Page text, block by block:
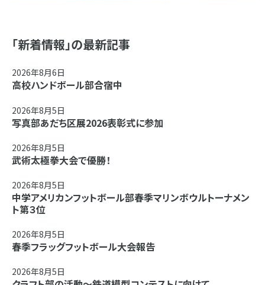
「新着情報」の最新記事
2026年8月6日
高校ハンドボール部合宿中
2026年8月5日
写真部あだち区展2026表彰式に参加
2026年8月5日
武術太極拳大会で優勝！
2026年8月5日
中学アメリカンフットボール部春季マリンボウルトーナメン
ト第３位
2026年8月5日
春季フラッグフットボール大会報告
2026年8月5日